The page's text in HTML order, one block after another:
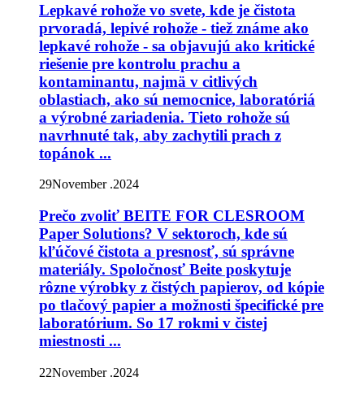
Lepkavé rohože vo svete, kde je čistota
prvoradá, lepivé rohože - tiež známe ako
lepkavé rohože - sa objavujú ako kritické
riešenie pre kontrolu prachu a
kontaminantu, najmä v citlivých
oblastiach, ako sú nemocnice, laboratóriá
a výrobné zariadenia. Tieto rohože sú
navrhnuté tak, aby zachytili prach z
topánok ...
29November .2024
Prečo zvoliť BEITE FOR CLESROOM
Paper Solutions? V sektoroch, kde sú
kľúčové čistota a presnosť, sú správne
materiály. Spoločnosť Beite poskytuje
rôzne výrobky z čistých papierov, od kópie
po tlačový papier a možnosti špecifické pre
laboratórium. So 17 rokmi v čistej
miestnosti ...
22November .2024